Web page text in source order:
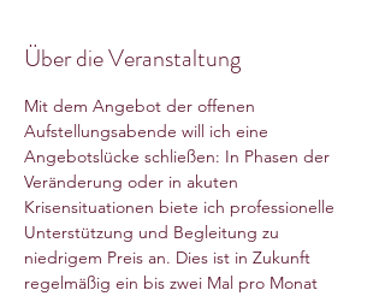
Über die Veranstaltung
Mit dem Angebot der offenen
Aufstellungsabende will ich eine
Angebotslücke schließen: In Phasen der
Veränderung oder in akuten
Krisensituationen biete ich professionelle
Unterstützung und Begleitung zu
niedrigem Preis an. Dies ist in Zukunft
regelmäßig ein bis zwei Mal pro Monat